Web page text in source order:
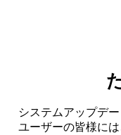
システムアップデ
ユーザーの皆様に